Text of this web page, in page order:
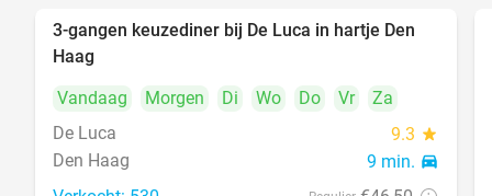
47%
3-gangen keuzediner bij De Luca in hartje Den
Haag
Vandaag
Morgen Di Wo Do Vr
Za
De Luca
9.3 star
Den Haag 9 min. directions_car